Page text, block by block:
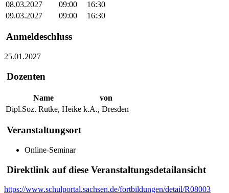
08.03.2027
09:00
16:30
09.03.2027
09:00 16:30
Anmeldeschluss
25.01.2027
Dozenten
Name
von
Dipl.Soz. Rutke, Heike k.A., Dresden
Veranstaltungsort
Online-Seminar
Direktlink auf diese Veranstaltungsdetailansicht
https://www.schulportal.sachsen.de/fortbildungen/detail/R08003